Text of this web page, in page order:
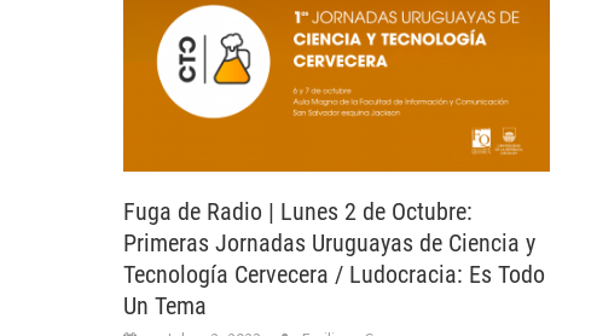
Fuga de Radio | Lunes 2 de Octubre:
Primeras Jornadas Uruguayas de Ciencia y
Tecnología Cervecera / Ludocracia: Es Todo
Un Tema